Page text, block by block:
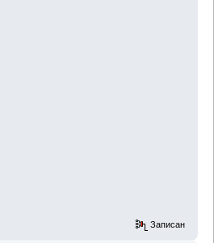
Записан